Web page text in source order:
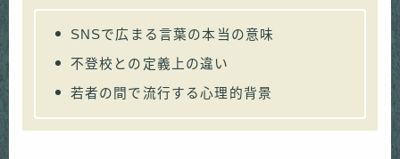
SNSで広まる言葉の本当の意味
不登校との定義上の違い
若者の間で流行する心理的背景